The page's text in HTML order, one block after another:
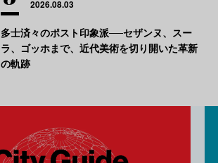
2026.08.03
多士済々のポスト印象派──セザンヌ、スー
ラ、ゴッホまで、近代美術を切り開いた革新
の軌跡